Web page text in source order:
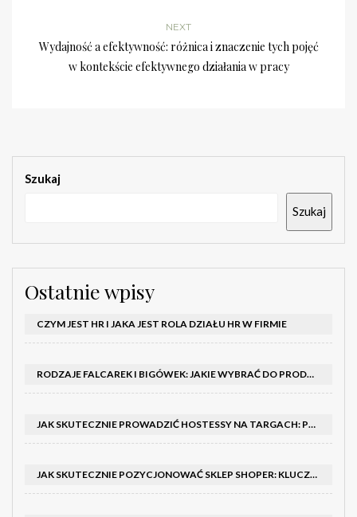
NEXT
Wydajność a efektywność: różnica i znaczenie tych pojęć
w kontekście efektywnego działania w pracy
Szukaj
Szukaj
Ostatnie wpisy
CZYM JEST HR I JAKA JEST ROLA DZIAŁU HR W FIRMIE
RODZAJE FALCAREK I BIGÓWEK: JAKIE WYBRAĆ DO PRODUKCJI?
JAK SKUTECZNIE PROWADZIĆ HOSTESSY NA TARGACH: PORADNIK I SZKOLENIA
JAK SKUTECZNIE POZYCJONOWAĆ SKLEP SHOPER: KLUCZOWE KROKI I STRATEGIE